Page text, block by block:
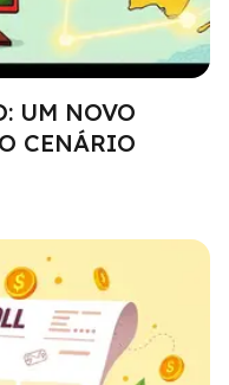
UM NOVO
CENÁRIO